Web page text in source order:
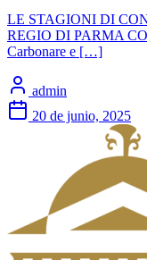
LE STAGIONI DI
REGIO DI PARMA
Carbonare e […]
admin
20 de junio, 2025